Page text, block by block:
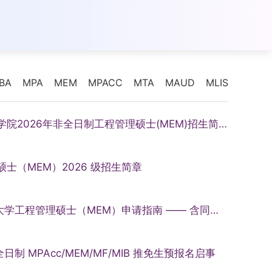
MPA MEM MPACC MTA MAUD MLIS
武汉工程大学管理学院2026年非全日制工程管理硕士(MEM)招生简章
士（MEM）2026 级招生简章
2026 年入学同济大学工程管理硕士（MEM）申请指南 —— 含同舟交流会专项说明
制 MPAcc/MEM/MF/MIB 推免生预报名启事